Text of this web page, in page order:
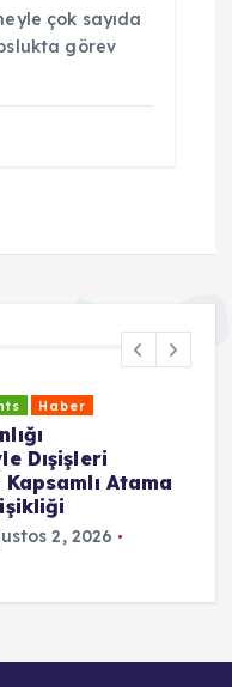
çok sayıda
görev
Haber
Dışişleri
Kapsamlı Atama
2, 2026